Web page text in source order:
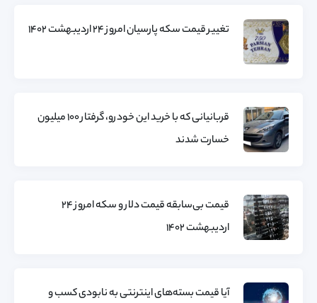
تغییر قیمت سکه پارسیان امروز ۲۴ اردیبهشت ۱۴۰۲
قربانیانی که با خرید این خودرو، گرفتار ۱۰۰ میلیون
خسارت شدند
قیمت بی‌سابقه قیمت دلار و سکه امروز 24
اردیبهشت 1402
آیا قیمت بسته‌های اینترنتی به نابودی کسب و